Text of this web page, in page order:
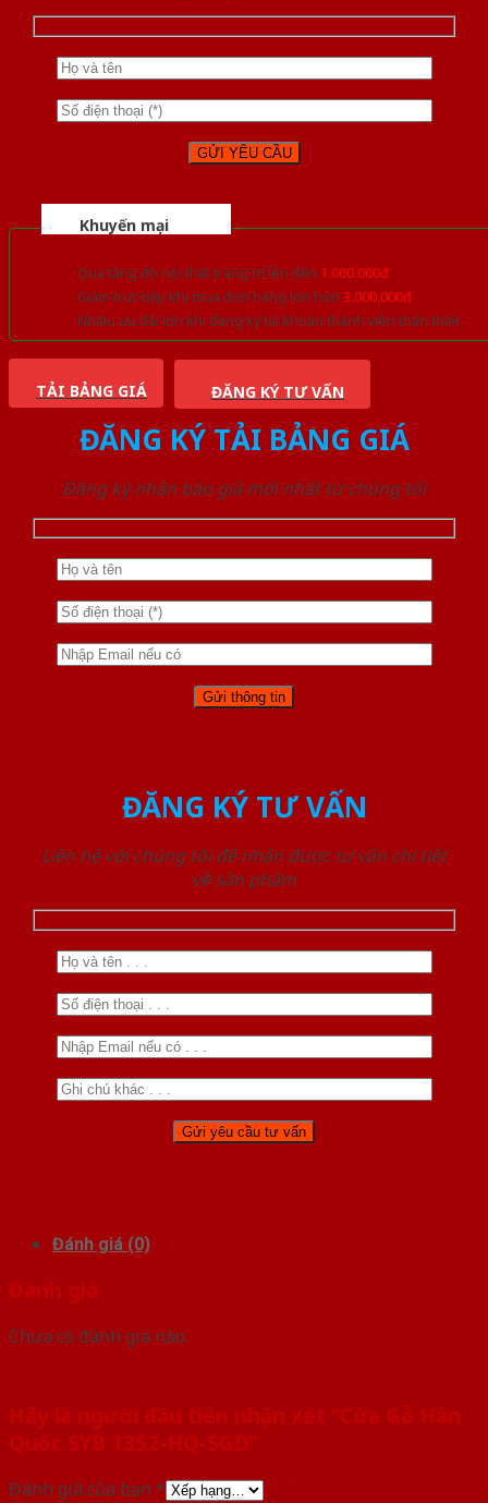
Khuyến mại
Quà tặng đồ nội thất trang trí lên đến 1.000.000đ
Giảm trực tiếp khi mua đơn hàng lớn hơn 3.000.000đ
Nhiều ưu đãi lớn khi đăng ký tài khoản thành viên thân thiết
TẢI BẢNG GIÁ ĐĂNG KÝ TƯ VẤN
ĐĂNG KÝ TẢI BẢNG GIÁ
Đăng ký nhận báo giá mới nhất từ chúng tôi
ĐĂNG KÝ TƯ VẤN
Liên hệ với chúng tôi để nhận được tư vấn chi tiết
về sản phẩm
Đánh giá (0)
Đánh giá
Chưa có đánh giá nào.
Hãy là người đầu tiên nhận xét “Cửa Gỗ Hàn
Quốc SYB 1352-HQ-SGD”
Đánh giá của bạn *